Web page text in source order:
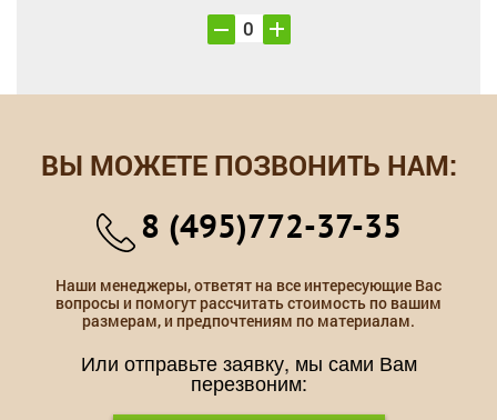
ВЫ МОЖЕТЕ ПОЗВОНИТЬ НАМ:
8 (495)772-37-35
Наши менеджеры, ответят на все интересующие Вас
вопросы и помогут рассчитать стоимость по вашим
размерам, и предпочтениям по материалам.
Или отправьте заявку, мы сами Вам
перезвоним: